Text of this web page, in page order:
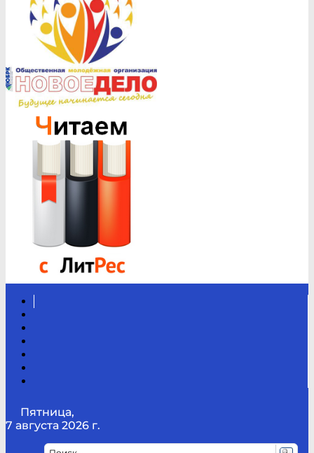
Пятница,
7 августа 2026 г.